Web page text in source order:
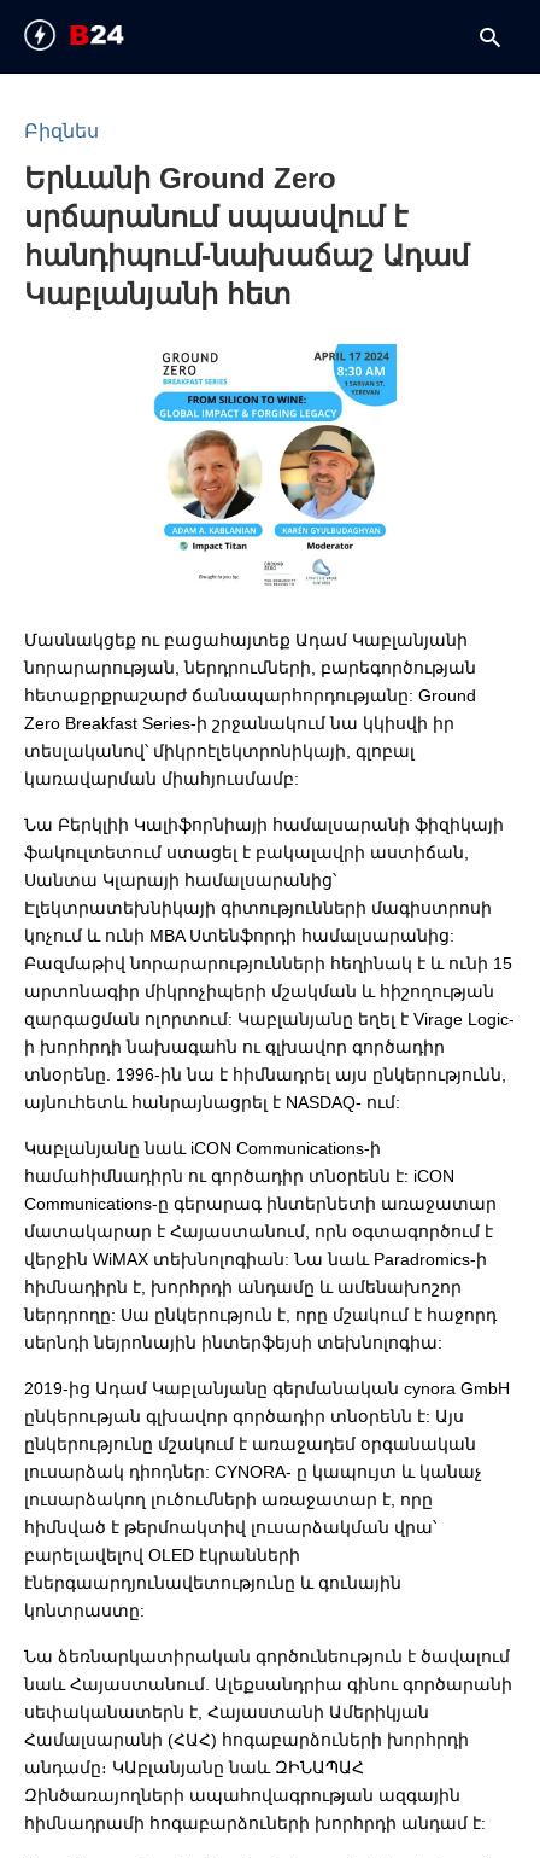
Բիզնես
Երևանի Ground Zero
սրճարանում սպասվում է
հանդիպում-նախաճաշ Ադամ
Կաբլանյանի հետ
Մասնակցեք ու բացահայտեք Ադամ Կաբլանյանի
նորարարության, ներդրումների, բարեգործության
հետաքրքրաշարժ ճանապարհորդությանը: Ground
Zero Breakfast Series-ի շրջանակում նա կկիսվի իր
տեսլականով՝ միկրոէլեկտրոնիկայի, գլոբալ
կառավարման միահյուսմամբ:
Նա Բերկլիի Կալիֆորնիայի համալսարանի ֆիզիկայի
ֆակուլտետում ստացել է բակալավրի աստիճան,
Սանտա Կլարայի համալսարանից՝
Էլեկտրատեխնիկայի գիտությունների մագիստրոսի
կոչում և ունի MBA Ստենֆորդի համալսարանից:
Բազմաթիվ նորարարությունների հեղինակ է և ունի 15
արտոնագիր միկրոչիպերի մշակման և հիշողության
զարգացման ոլորտում: Կաբլանյանը եղել է Virage Logic-
ի խորհրդի նախագահն ու գլխավոր գործադիր
տնօրենը. 1996-ին նա է հիմնադրել այս ընկերությունն,
այնուհետև հանրայնացրել է NASDAQ- ում:
Կաբլանյանը նաև iCON Communications-ի
համահիմնադիրն ու գործադիր տնօրենն է: iCON
Communications-ը գերարագ ինտերնետի առաջատար
մատակարար է Հայաստանում, որն օգտագործում է
վերջին WiMAX տեխնոլոգիան: Նա նաև Paradromics-ի
հիմնադիրն է, խորհրդի անդամը և ամենախոշոր
ներդրողը: Սա ընկերություն է, որը մշակում է հաջորդ
սերնդի նեյրոնային ինտերֆեյսի տեխնոլոգիա:
2019-ից Ադամ Կաբլանյանը գերմանական cynora GmbH
ընկերության գլխավոր գործադիր տնօրենն է: Այս
ընկերությունը մշակում է առաջադեմ օրգանական
լուսարձակ դիոդներ: CYNORA- ը կապույտ և կանաչ
լուսարձակող լուծումների առաջատար է, որը
հիմնված է թերմոակտիվ լուսարձակման վրա՝
բարելավելով OLED էկրանների
էներգաարդյունավետությունը և գունային
կոնտրաստը:
Նա ձեռնարկատիրական գործունեություն է ծավալում
նաև Հայաստանում. Ալեքսանդրիա գինու գործարանի
սեփականատերն է, Հայաստանի Ամերիկյան
Համալսարանի (ՀԱՀ) հոգաբարձուների խորհրդի
անդամը։ ԿԱբլանյանը նաև ԶԻՆԱՊԱՀ
Զինծառայողների ապահովագրության ազգային
հիմնադրամի հոգաբարձուների խորհրդի անդամ է: